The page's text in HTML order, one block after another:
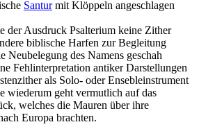
Santurmit Klöppeln angeschlagen
der Ausdruck Psalterium keine Zither
biblische Harfen zur Begleitung
Neubelegung des Namens geschah
Fehlinterpretation antiker Darstellungen
als Solo- oder Ensebleinstrument
wiederum geht vermutlich auf das
welches die Mauren über ihre
Europa brachten.